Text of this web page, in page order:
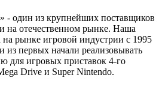
один из крупнейших поставщиков
на отечественном рынке. Наша
на рынке игровой индустрии с 1995
из первых начали реализовывать
для игровых приставок 4-го
Drive и Super Nintendo.